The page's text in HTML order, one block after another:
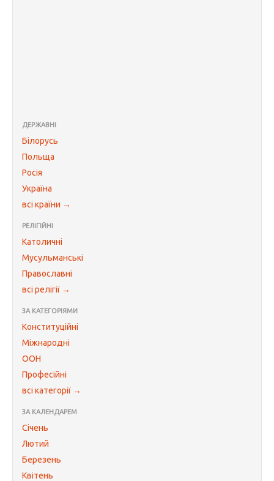
ДЕРЖАВНІ
Білорусь
Польща
Росія
Україна
всі країни →
РЕЛІГІЙНІ
Католичні
Мусульманські
Православні
всі релігії →
ЗА КАТЕГОРІЯМИ
Конституційні
Міжнародні
ООН
Професійні
всі категорії →
ЗА КАЛЕНДАРЕМ
Січень
Лютий
Березень
Квітень